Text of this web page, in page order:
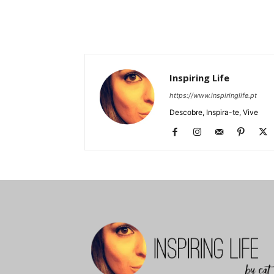
Inspiring Life
https://www.inspiringlife.pt
Descobre, Inspira-te, Vive